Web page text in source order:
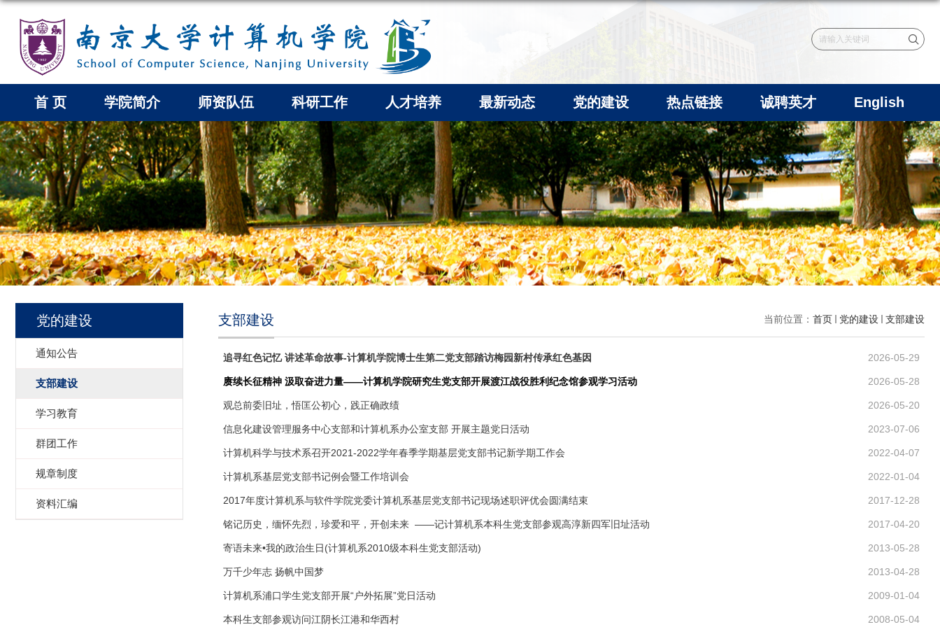
首 页 学院简介 师资队伍 科研工作 人才培养 最新动态 党的建设 热点链接 诚聘英才 English
党的建设
通知公告
支部建设
学习教育
群团工作
规章制度
资料汇编
当前位置： 首页 党的建设 支部建设
支部建设
追寻红色记忆 讲述革命故事-计算机学院博士生第二党支部踏访梅园新村传承红色基因 2026-05-29
赓续长征精神 汲取奋进力量——计算机学院研究生党支部开展渡江战役胜利纪念馆参观学习活动 2026-05-28
观总前委旧址，悟匡公初心，践正确政绩 2026-05-20
信息化建设管理服务中心支部和计算机系办公室支部 开展主题党日活动 2023-07-06
计算机科学与技术系召开2021-2022学年春季学期基层党支部书记新学期工作会 2022-04-07
计算机系基层党支部书记例会暨工作培训会 2022-01-04
2017年度计算机系与软件学院党委计算机系基层党支部书记现场述职评优会圆满结束 2017-12-28
铭记历史，缅怀先烈，珍爱和平，开创未来 ——记计算机系本科生党支部参观高淳新四军旧址活动 2017-04-20
寄语未来•我的政治生日(计算机系2010级本科生党支部活动) 2013-05-28
万千少年志 扬帆中国梦 2013-04-28
计算机系浦口学生党支部开展“户外拓展”党日活动 2009-01-04
本科生支部参观访问江阴长江港和华西村 2008-05-04